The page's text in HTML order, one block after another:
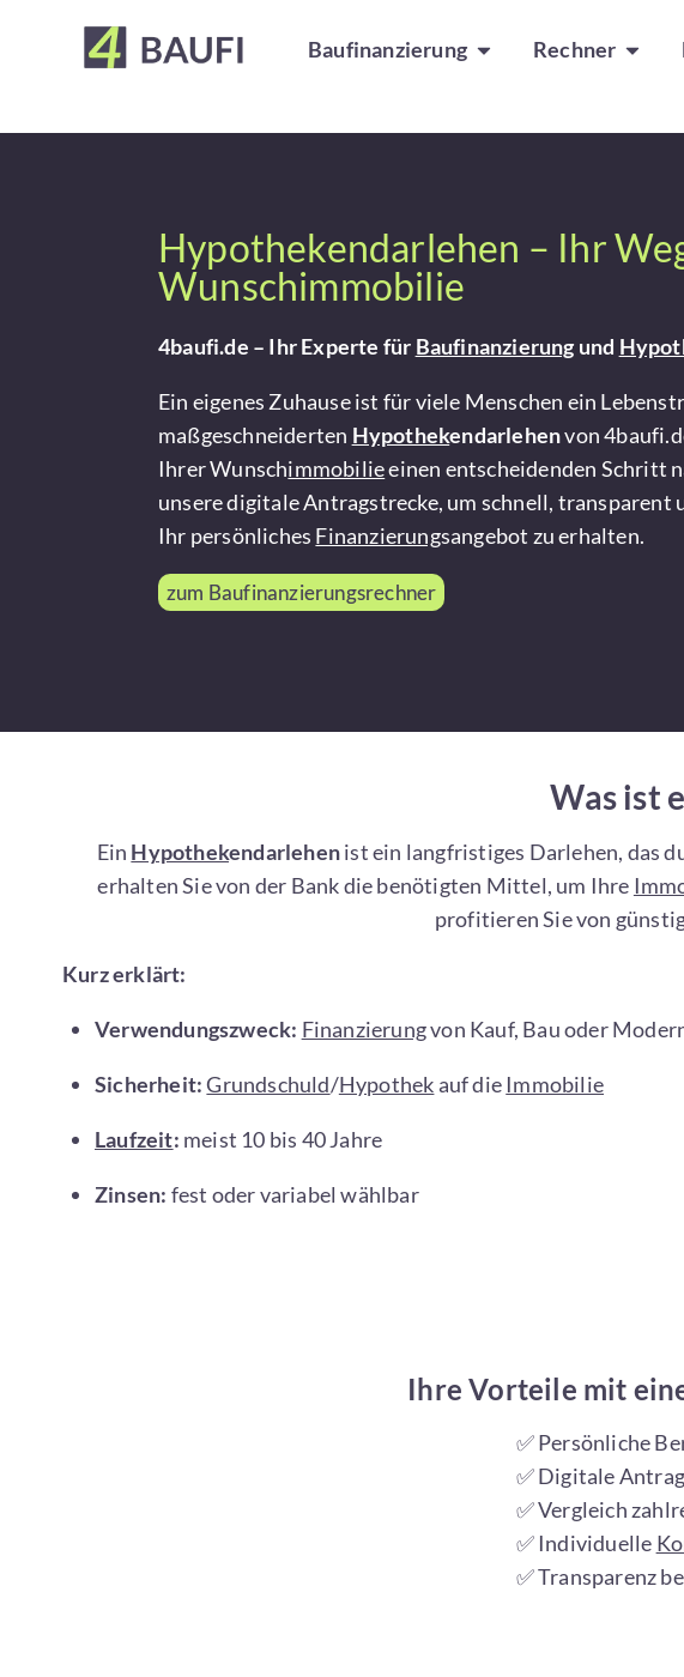
Baufinanzierung Rechner
Hypothekendarlehen – Ihr
Wunschimmobilie
4baufi.de – Ihr Experte für Baufinanzierung und
Ein eigenes Zuhause ist für viele Menschen ein
maßgeschneiderten Hypothekendarlehenvon
Ihrer Wunschimmobilieeinen entscheidenden Schritt
unsere digitale Antragstrecke, um schnell, transparent
Ihr persönliches Finanzierungsangebot zu erhalten.
zum Baufinanzierungsrechner
Was ist
Ein Hypothekendarlehenist ein langfristiges Darlehen, das
erhalten Sie von der Bank die benötigten Mittel, um Ihre
profitieren Sie von
Kurz erklärt:
Verwendungszweck: Finanzierungvon Kauf, Bau oder
Sicherheit: Grundschuld/Hypothek auf die Immobilie
Laufzeit: meist 10 bis 40 Jahre
Zinsen: fest oder variabel wählbar
Ihre Vorteile mit
✅ Persönliche
✅ Digitale
✅ Vergleich
✅ Individuelle
✅ Transparenz